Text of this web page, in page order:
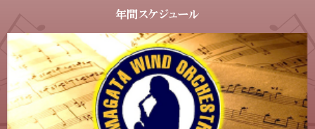
年間スケジュール